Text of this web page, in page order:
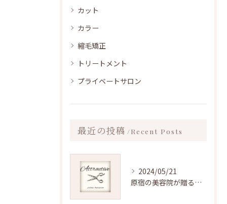
カット
カラー
縮毛矯正
トリートメント
プライベートサロン
最近の投稿 Recent Posts
2024/05/21
原宿の美容院が贈る、多彩なカット技術